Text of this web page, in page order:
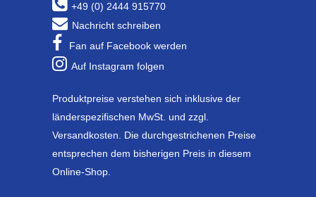
+49 (0) 2444 915770
Nachricht schreiben
Fan auf Facebook werden
Auf Instagram folgen
Produktpreise verstehen sich inklusive der
länderspezifischen MwSt. und zzgl.
Versandkosten. Die durchgestrichenen Preise
entsprechen dem bisherigen Preis in diesem
Online-Shop.